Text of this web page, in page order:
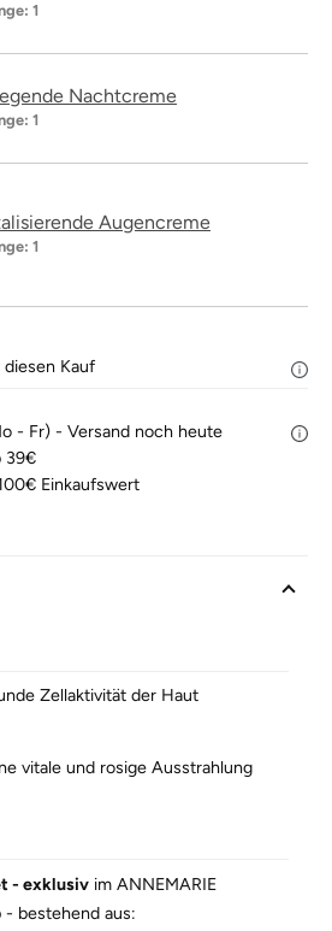
1
Nachtcreme
1
Augencreme
1
Kauf
- Fr) - Versand noch heute
39€
Einkaufswert
Zellaktivität der Haut
vitale und rosige Ausstrahlung
- exklusiv im ANNEMARIE
- bestehend aus: